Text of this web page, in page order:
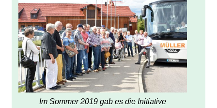
Im Sommer 2019 gab es die Initiative